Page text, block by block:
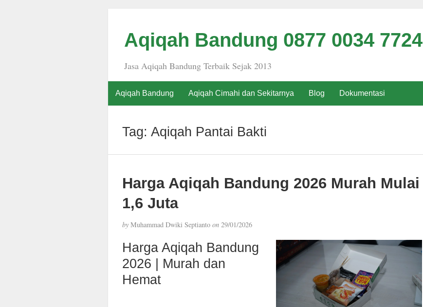
Aqiqah Bandung 0877 0034 7724
Jasa Aqiqah Bandung Terbaik Sejak 2013
Aqiqah Bandung Aqiqah Cimahi dan Sekitarnya Blog Dokumentasi
Tag: Aqiqah Pantai Bakti
Harga Aqiqah Bandung 2026 Murah Mulai
1,6 Juta
byMuhammad Dwiki Septianto on29/01/2026
Harga Aqiqah Bandung
2026 | Murah dan
Hemat